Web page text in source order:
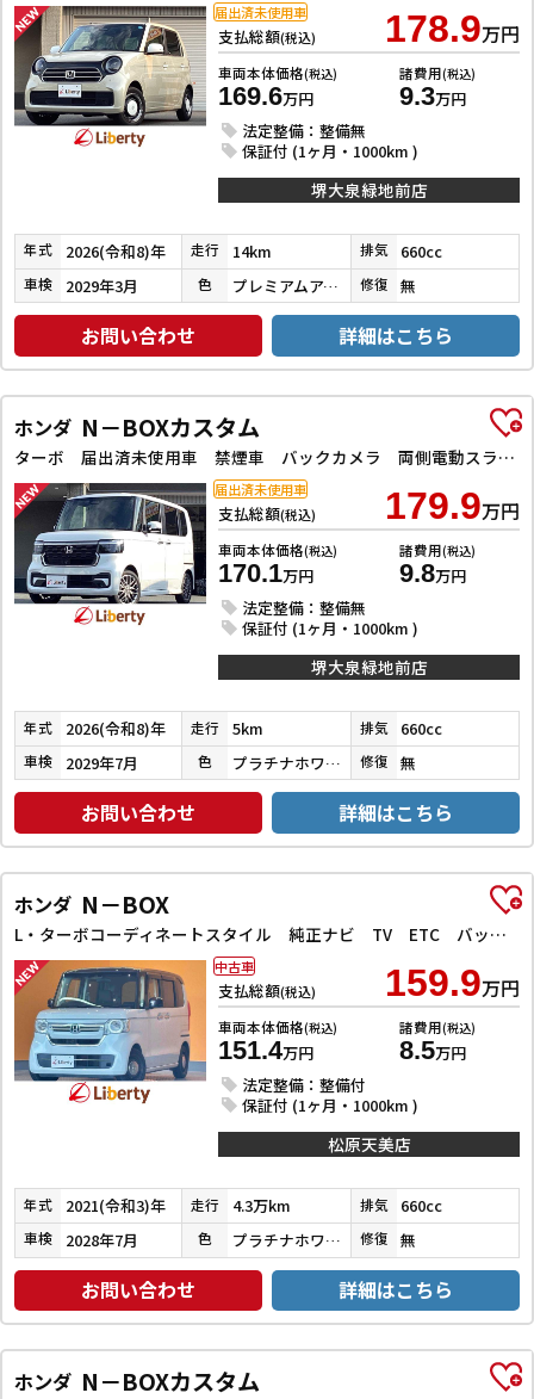
支払総額(税込) 178.9万円
車両本体価格(税込)
169.6万円
諸費用(税込)
9.3万円
法定整備：整備無
保証付 (1ヶ月・1000km )
届出済未使用車
堺大泉緑地前店
年式 2026(令和8)年 走行 14km 排気 660cc
車検 2029年3月 色 プレミアムアイボリーパールⅡ 修復 無
お問い合わせ 詳細はこちら
ホンダ N－BOXカスタム
ターボ 届出済未使用車 禁煙車 バックカメラ 両側電動スライドドア クリアランスソナー オートクルーズコントロール レーンアシスト オートライト アイドリングストップ 電動格納ミラー シートヒーター
支払総額(税込) 179.9万円
車両本体価格(税込)
170.1万円
諸費用(税込)
9.8万円
法定整備：整備無
保証付 (1ヶ月・1000km )
届出済未使用車
堺大泉緑地前店
年式 2026(令和8)年 走行 5km 排気 660cc
車検 2029年7月 色 プラチナホワイトパール 修復 無
お問い合わせ 詳細はこちら
ホンダ N－BOX
L・ターボコーディネートスタイル 純正ナビ TV ETC バックカメラ 両側電動スライドドア クリアランスソナー オートクルーズコントロール レーンアシスト 衝突被害軽減システム オートライト スマートキー アイドリングストップ
支払総額(税込) 159.9万円
車両本体価格(税込)
151.4万円
諸費用(税込)
8.5万円
法定整備：整備付
保証付 (1ヶ月・1000km )
中古車
松原天美店
年式 2021(令和3)年 走行 4.3万km 排気 660cc
車検 2028年7月 色 プラチナホワイトパール 修復 無
お問い合わせ 詳細はこちら
ホンダ N－BOXカスタム